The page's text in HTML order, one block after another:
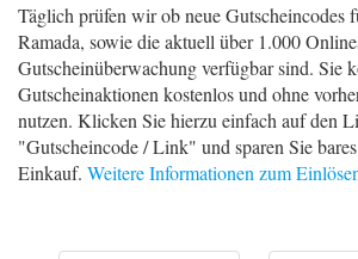
Täglich prüfen wir ob neue Gutscheincodes
Ramada, sowie die aktuell über 1.000
Gutscheinüberwachung verfügbar sind. Sie
Gutscheinaktionen kostenlos und ohne
nutzen. Klicken Sie hierzu einfach auf den
"Gutscheincode / Link" und sparen Sie
Einkauf. Weitere Informationen zum